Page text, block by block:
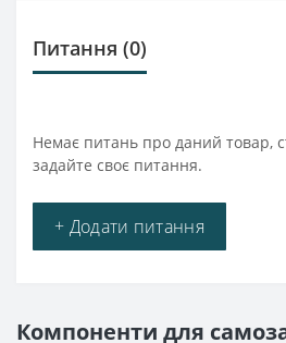
Питання (0)
Немає питань про даний товар,
задайте своє питання.
+ Додати питання
Компоненти для